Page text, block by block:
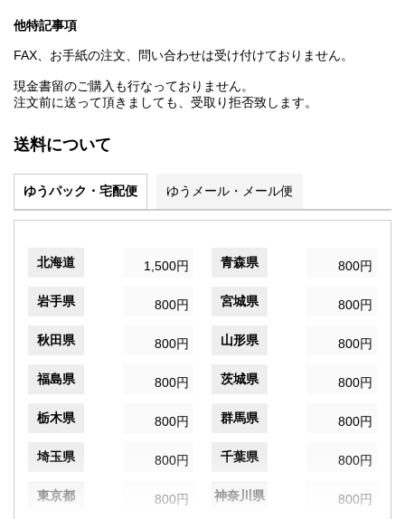
他特記事項
FAX、お手紙の注文、問い合わせは受け付けておりません。
現金書留のご購入も行なっておりません。
注文前に送って頂きましても、受取り拒否致します。
送料について
ゆうパック・宅配便 ゆうメール・メール便
北海道 1,500円 青森県 800円
岩手県 800円 宮城県 800円
秋田県 800円 山形県 800円
福島県 800円 茨城県 800円
栃木県 800円 群馬県 800円
埼玉県 800円 千葉県 800円
東京都 800円 神奈川県 800円